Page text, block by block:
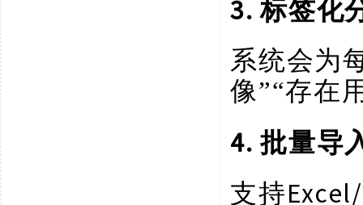
3. 标签化
系统会为
像”“存在
4. 批量导
支持